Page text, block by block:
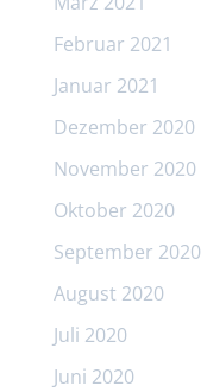
Februar 2021
Januar 2021
Dezember 2020
November 2020
Oktober 2020
September 2020
August 2020
Juli 2020
Juni 2020